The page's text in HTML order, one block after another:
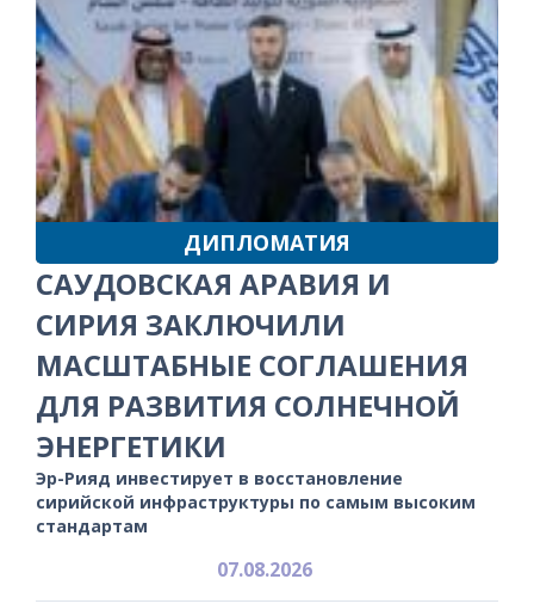
ДИПЛОМАТИЯ
САУДОВСКАЯ АРАВИЯ И
СИРИЯ ЗАКЛЮЧИЛИ
МАСШТАБНЫЕ СОГЛАШЕНИЯ
ДЛЯ РАЗВИТИЯ СОЛНЕЧНОЙ
ЭНЕРГЕТИКИ
Эр-Рияд инвестирует в восстановление
сирийской инфраструктуры по самым высоким
стандартам
07.08.2026